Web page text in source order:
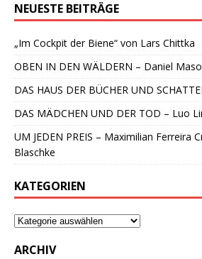
NEUESTE BEITRÄGE
„Im Cockpit der Biene“ von Lars Chittka
OBEN IN DEN WÄLDERN – Daniel
DAS HAUS DER BÜCHER UND
DAS MÄDCHEN UND DER TOD – Luo
UM JEDEN PREIS – Maximilian Ferreira
Blaschke
KATEGORIEN
ARCHIV